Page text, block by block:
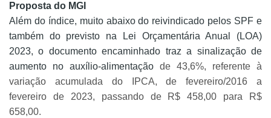
Proposta do MGI
Além do índice, muito abaixo do reivindicado pelos SPF e
também do previsto na Lei Orçamentária Anual (LOA)
2023, o documento encaminhado traz a sinalização de
aumento no auxílio-alimentação de 43,6%, referente à
variação acumulada do IPCA, de fevereiro/2016 a
fevereiro de 2023, passando de R$ 458,00 para R$
658,00.